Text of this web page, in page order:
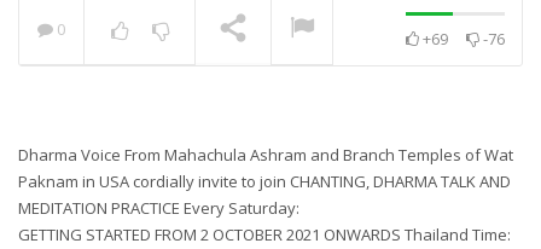
0 +69 -76
Dharma Voice From Mahachula Ashram and Branch Temples of Wat
Paknam in USA cordially invite to join CHANTING, DHARMA TALK AND
MEDITATION PRACTICE Every Saturday:
GETTING STARTED FROM 2 OCTOBER 2021 ONWARDS Thailand Time: